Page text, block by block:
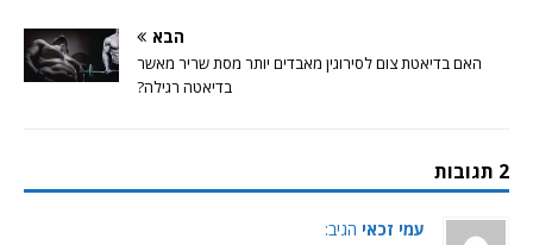
הבא
האם בדיאטת צום לסירוגין מאבדים יותר מסת שריר מאשר
בדיאטה רגילה?
2 תגובות
עמי זכאי הגיב: